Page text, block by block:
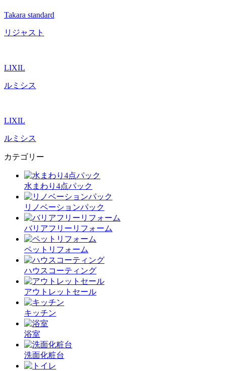
Takara standard
リジャスト
LIXIL
ルミシス
LIXIL
ルミシス
カテゴリー
水まわり4点パック
リノベーションパック
バリアフリーリフォーム
ペットリフォーム
ハウスコーティング
アウトレットセール
キッチン
浴室
洗面化粧台